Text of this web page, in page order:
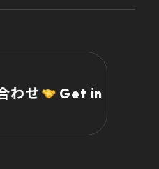
Get in touch